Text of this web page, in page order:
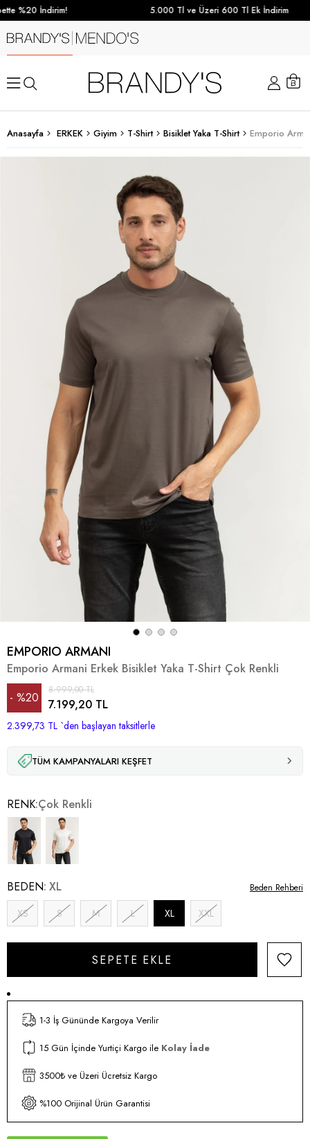
%20 İndirim! 5.000 Tl ve Üzeri 600 Tl Ek İndirim
Anasayfa ERKEK Giyim T-Shirt Bisiklet Yaka T-Shirt Emporio
EMPORIO ARMANI
Emporio Armani Erkek Bisiklet Yaka T-Shirt Çok Renkli
%20
İndirim
8.999,00 TL
7.199,20 TL
2.399,73 TL `den başlayan taksitlerle
TÜM KAMPANYALARI KEŞFET
RENK Çok Renkli
BEDEN XL
XS S M L XL XXL
Beden Rehberi
1-3 İş Gününde Kargoya Verilir
15 Gün İçinde Yurtiçi Kargo ile Kolay İade
3500₺ ve Üzeri Ücretsiz Kargo
%100 Orijinal Ürün Garantisi